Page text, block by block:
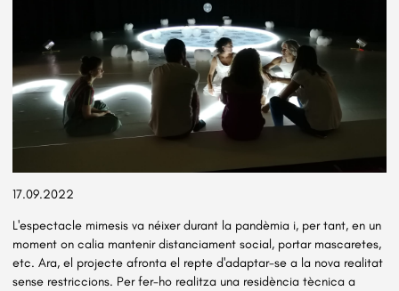
17.09.2022
L'espectacle mimesis va néixer durant la pandèmia i, per tant, en un
moment on calia mantenir distanciament social, portar mascaretes,
etc. Ara, el projecte afronta el repte d'adaptar-se a la nova realitat
sense restriccions. Per fer-ho realitza una residència tècnica a